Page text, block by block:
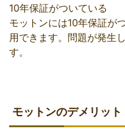
10年保証がついている
モットンには10年保証が
用できます。問題が発生
す。
モットンのデメリット